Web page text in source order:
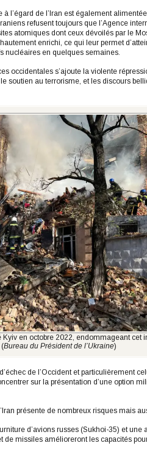
à l’égard de l’Iran est également
refusent toujours que l’Agence
atomiques dont ceux dévoilés par le
enrichi, ce qui leur permet
nucléaires en quelques semaines.
occidentales s’ajoute la violente
soutien au terrorisme, et les discours
Kyiv en octobre 2022, endommageant cet
(Bureau du Président de l’Ukraine)
de l’Occident et particulièrement
sur la présentation d’une option
présente de nombreux risques mais
d’avions russes (Sukhoi-35) et une
missiles amélioreront les capacités